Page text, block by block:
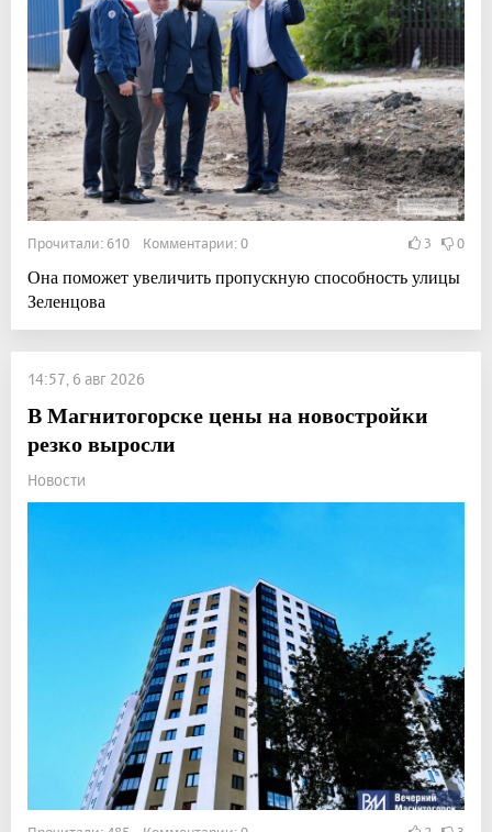
Прочитали: 610 Комментарии: 0 3 0
Она поможет увеличить пропускную способность улицы
Зеленцова
14:57, 6 авг 2026
В Магнитогорске цены на новостройки
резко выросли
Новости